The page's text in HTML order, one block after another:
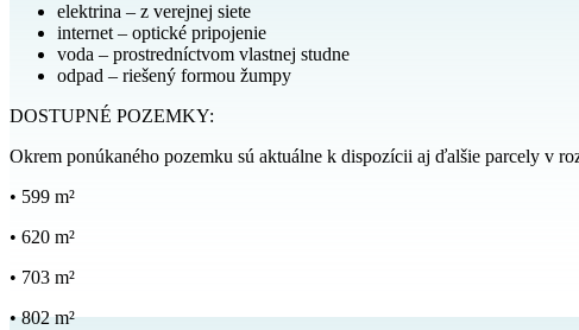
elektrina – z verejnej siete
internet – optické pripojenie
voda – prostredníctvom vlastnej studne
odpad – riešený formou žumpy
DOSTUPNÉ POZEMKY:
Okrem ponúkaného pozemku sú aktuálne k dispozícii aj ďalšie parcely v
• 599 m²
• 620 m²
• 703 m²
• 802 m²